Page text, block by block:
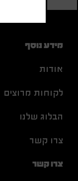
מידע נוסף
אודות
לקוחות מרוצים
הבלוג שלנו
צרו קשר
צרו קשר